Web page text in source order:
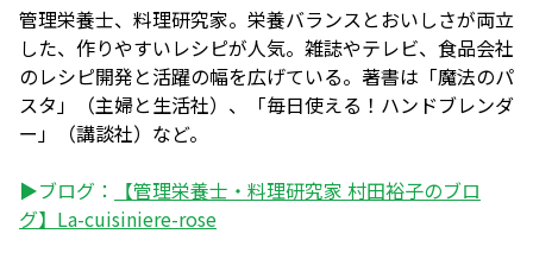
管理栄養士、料理研究家。栄養バランスとおいしさが両立
した、作りやすいレシピが人気。雑誌やテレビ、食品会社
のレシピ開発と活躍の幅を広げている。著書は「魔法のパ
スタ」（主婦と生活社）、「毎日使える！ハンドブレンダ
ー」（講談社）など。
▶ブログ：
【管理栄養士・料理研究家 村田裕子のブロ
グ】La-cuisiniere-rose